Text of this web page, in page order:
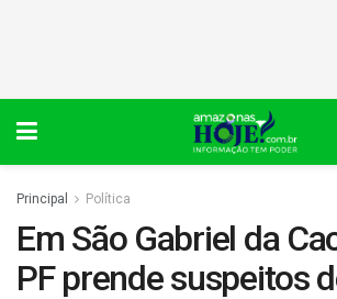
Principal Política
Em São Gabriel da
PF prende suspeitos